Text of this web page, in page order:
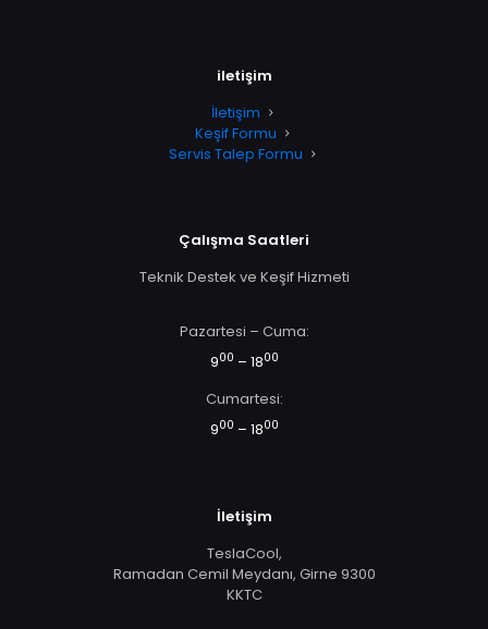
iletişim
İletişim
Keşif Formu
Servis Talep Formu
Çalışma Saatleri
Teknik Destek ve Keşif Hizmeti
Pazartesi – Cuma:
900 – 1800
Cumartesi:
900 – 1800
İletişim
TeslaCool,
Ramadan Cemil Meydanı, Girne 9300
KKTC